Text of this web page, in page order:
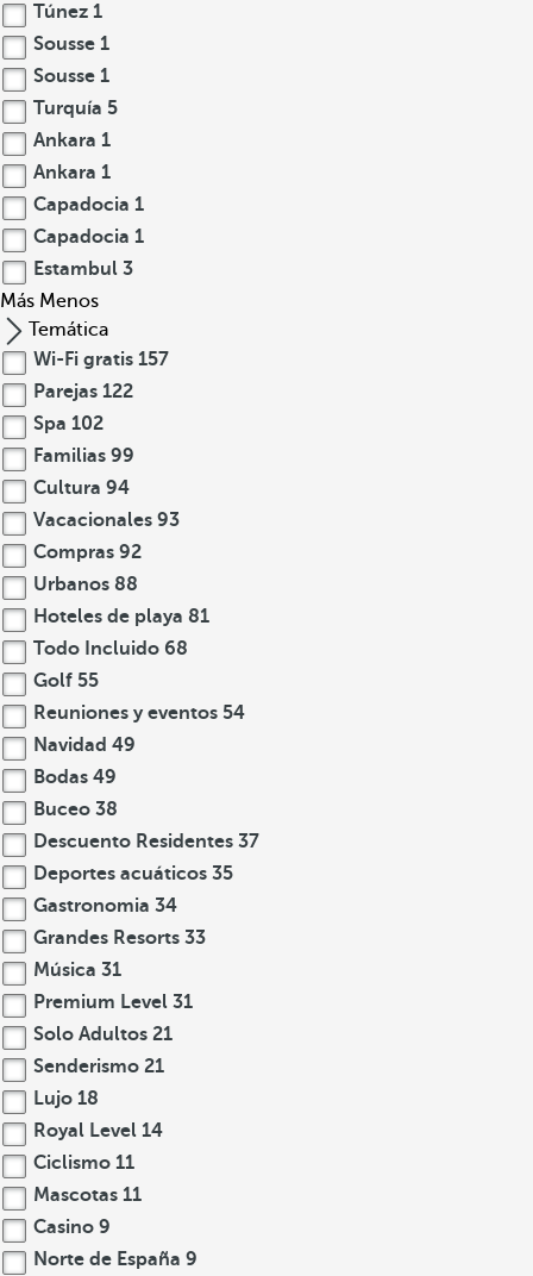
Túnez 1
Sousse 1
Sousse 1
Turquía 5
Ankara 1
Ankara 1
Capadocia 1
Capadocia 1
Estambul 3
Más Menos
Temática
Wi-Fi gratis 157
Parejas 122
Spa 102
Familias 99
Cultura 94
Vacacionales 93
Compras 92
Urbanos 88
Hoteles de playa 81
Todo Incluido 68
Golf 55
Reuniones y eventos 54
Navidad 49
Bodas 49
Buceo 38
Descuento Residentes 37
Deportes acuáticos 35
Gastronomia 34
Grandes Resorts 33
Música 31
Premium Level 31
Solo Adultos 21
Senderismo 21
Lujo 18
Royal Level 14
Ciclismo 11
Mascotas 11
Casino 9
Norte de España 9